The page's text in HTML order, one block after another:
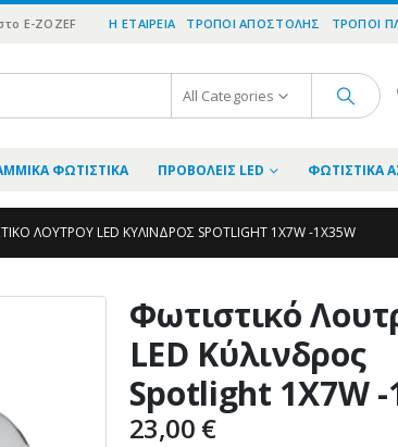
E-ZOZEF Η ΕΤΑΙΡΕΊΑ ΤΡΌΠΟΙ ΑΠΟΣΤΟΛΉΣ ΤΡΌΠΟΙ
All Categories
ΦΩΤΙΣΤΙΚΆ ΠΡΟΒΟΛΕΊΣ LED ΦΩΤΙΣΤΙΚΆ
ΛΟΥΤΡΟΎ LED ΚΎΛΙΝΔΡΟΣ SPOTLIGHT 1X7W -1X35W
Φωτιστικό
LED Κύλινδρος
Spotlight 1X7W -
23,00 €